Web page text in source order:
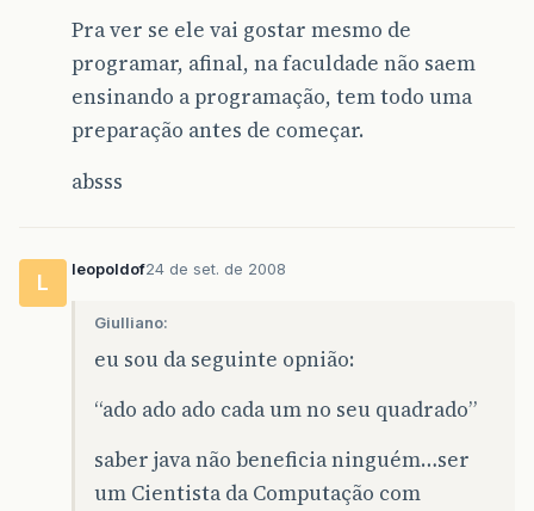
Pra ver se ele vai gostar mesmo de
programar, afinal, na faculdade não saem
ensinando a programação, tem todo uma
preparação antes de começar.
absss
L
leopoldof24 de set. de 2008
Giulliano:
eu sou da seguinte opnião:
“ado ado ado cada um no seu quadrado”
saber java não beneficia ninguém…ser
um Cientista da Computação com